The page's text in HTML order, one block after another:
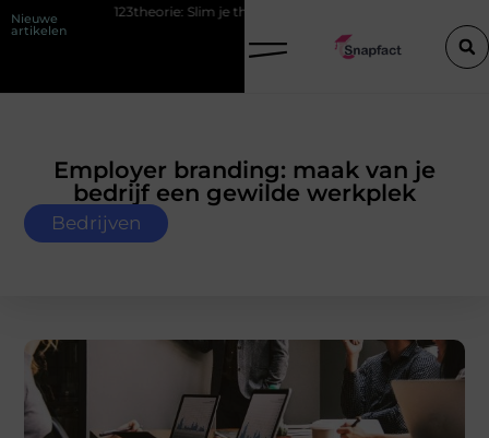
Nieuwe
artikelen
123theorie: Slim je theorie halen zonder eindeloos blokken
Employer branding: maak van je
bedrijf een gewilde werkplek
Bedrijven